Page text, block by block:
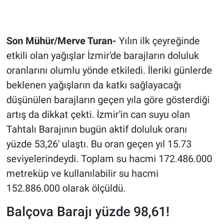
Son Mühür/Merve Turan- Yılın ilk çeyreğinde
etkili olan yağışlar İzmir'de barajların doluluk
oranlarını olumlu yönde etkiledi. İleriki günlerde
beklenen yağışların da katkı sağlayacağı
düşünülen barajların geçen yıla göre gösterdiği
artış da dikkat çekti. İzmir'in can suyu olan
Tahtalı Barajının bugün aktif doluluk oranı
yüzde 53,26' ulaştı. Bu oran geçen yıl 15.73
seviyelerindeydi. Toplam su hacmi 172.486.000
metreküp ve kullanılabilir su hacmi
152.886.000 olarak ölçüldü.
Balçova Barajı yüzde 98,61!